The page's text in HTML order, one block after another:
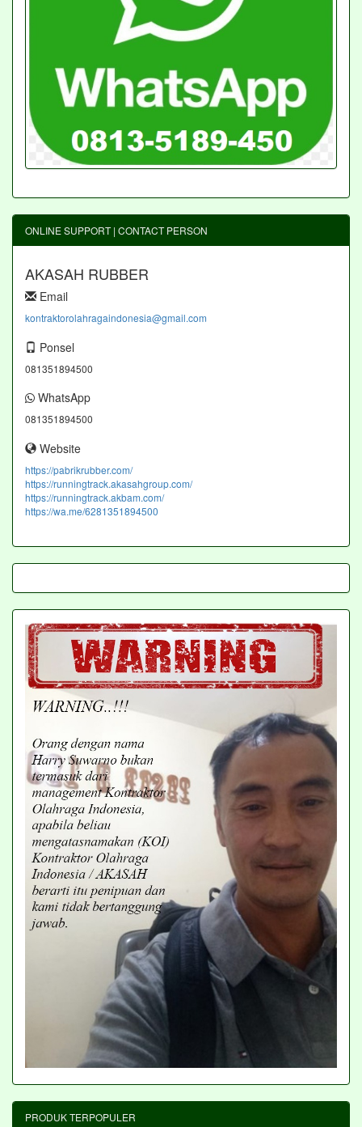
ONLINE SUPPORT | CONTACT PERSON
AKASAH RUBBER
Email
kontraktorolahragaindonesia@gmail.com
Ponsel
081351894500
WhatsApp
081351894500
Website
https://pabrikrubber.com/
https://runningtrack.akasahgroup.com/
https://runningtrack.akbam.com/
https://wa.me/6281351894500
PRODUK TERPOPULER